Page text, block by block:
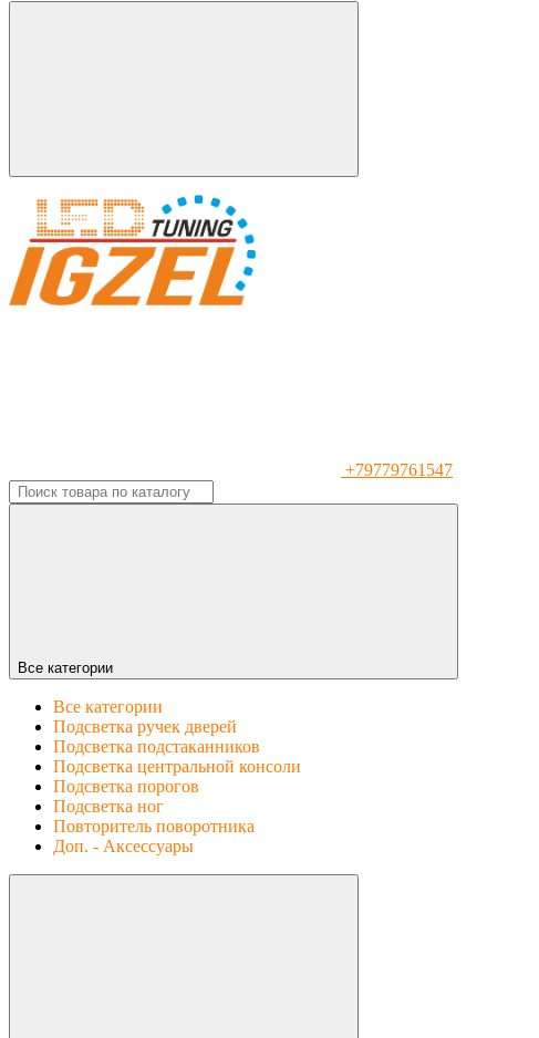
+79779761547
Все категории
Все категории
Подсветка ручек дверей
Подсветка подстаканников
Подсветка центральной консоли
Подсветка порогов
Подсветка ног
Повторитель поворотника
Доп. - Аксессуары